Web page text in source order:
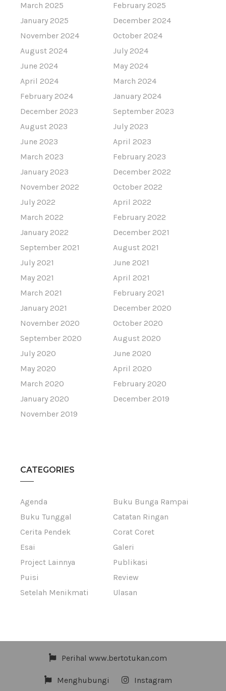
March 2025
February 2025
January 2025
December 2024
November 2024
October 2024
August 2024
July 2024
June 2024
May 2024
April 2024
March 2024
February 2024
January 2024
December 2023
September 2023
August 2023
July 2023
June 2023
April 2023
March 2023
February 2023
January 2023
December 2022
November 2022
October 2022
July 2022
April 2022
March 2022
February 2022
January 2022
December 2021
September 2021
August 2021
July 2021
June 2021
May 2021
April 2021
March 2021
February 2021
January 2021
December 2020
November 2020
October 2020
September 2020
August 2020
July 2020
June 2020
May 2020
April 2020
March 2020
February 2020
January 2020
December 2019
November 2019
CATEGORIES
Agenda
Buku Bunga Rampai
Buku Tunggal
Catatan Ringan
Cerita Pendek
Corat Coret
Esai
Galeri
Project Lainnya
Publikasi
Puisi
Review
Setelah Menikmati
Ulasan
Perihal www.bertotukan.com
Menghubungi Instagram